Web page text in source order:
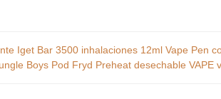
Iget Bar 3500 inhalaciones 12ml Vape Pen
Boys Pod Fryd Preheat desechable VAPE